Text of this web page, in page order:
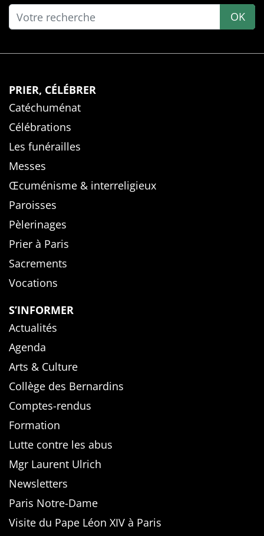
OK
PRIER, CÉLÉBRER
Catéchuménat
Célébrations
Les funérailles
Messes
Œcuménisme & interreligieux
Paroisses
Pèlerinages
Prier à Paris
Sacrements
Vocations
S’INFORMER
Actualités
Agenda
Arts & Culture
Collège des Bernardins
Comptes-rendus
Formation
Lutte contre les abus
Mgr Laurent Ulrich
Newsletters
Paris Notre-Dame
Visite du Pape Léon XIV à Paris